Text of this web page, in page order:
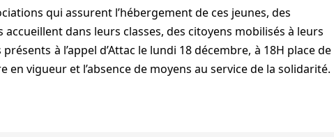
qui assurent l’hébergement de ces jeunes, des
accueillent dans leurs classes, des citoyens mobilisés à leurs
à l’appel d’Attac le lundi 18 décembre, à 18H place
en vigueur et l’absence de moyens au service de la solidarité.